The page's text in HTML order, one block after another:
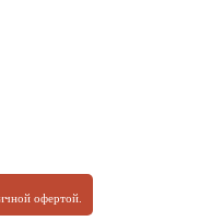
офертой.